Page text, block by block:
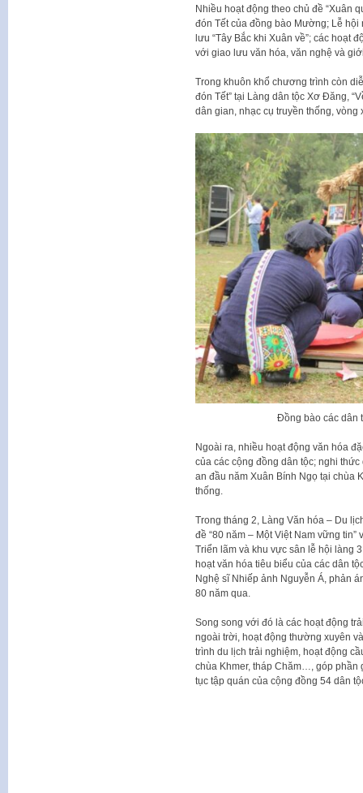
Nhiều hoạt động theo chủ đề “Xuân
đón Tết của đồng bào Mường; Lễ
lưu “Tây Bắc khi Xuân về”; các hoạt
với giao lưu văn hóa, văn nghệ và
Trong khuôn khổ chương trình còn
đón Tết” tại Làng dân tộc Xơ Đăng,
dân gian, nhạc cụ truyền thống,
Đồng bào các dân
Ngoài ra, nhiều hoạt động văn hóa
của các cộng đồng dân tộc; nghi
an đầu năm Xuân Bính Ngọ tại chùa
thống.
Trong tháng 2, Làng Văn hóa – Du
đề “80 năm – Một Việt Nam vững tin”
Triển lãm và khu vực sân lễ hội làng
hoạt văn hóa tiêu biểu của các dân
Nghệ sĩ Nhiếp ảnh Nguyễn Á, phản
80 năm qua.
Song song với đó là các hoạt động
ngoài trời, hoạt động thường xuyên
trình du lịch trải nghiệm, hoạt động
chùa Khmer, tháp Chăm…, góp phần
tục tập quán của cộng đồng 54 dân